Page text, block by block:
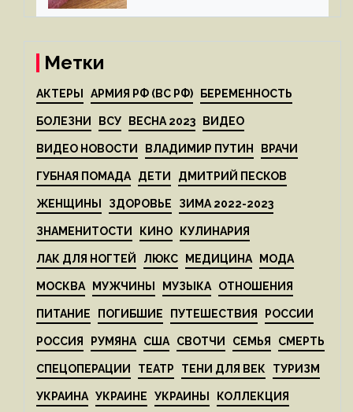
Метки
АКТЕРЫ АРМИЯ РФ (ВС РФ) БЕРЕМЕННОСТЬ
БОЛЕЗНИ ВСУ ВЕСНА 2023 ВИДЕО
ВИДЕО НОВОСТИ ВЛАДИМИР ПУТИН ВРАЧИ
ГУБНАЯ ПОМАДА ДЕТИ ДМИТРИЙ ПЕСКОВ
ЖЕНЩИНЫ ЗДОРОВЬЕ ЗИМА 2022-2023
ЗНАМЕНИТОСТИ КИНО КУЛИНАРИЯ
ЛАК ДЛЯ НОГТЕЙ ЛЮКС МЕДИЦИНА МОДА
МОСКВА МУЖЧИНЫ МУЗЫКА ОТНОШЕНИЯ
ПИТАНИЕ ПОГИБШИЕ ПУТЕШЕСТВИЯ РОССИИ
РОССИЯ РУМЯНА США СВОТЧИ СЕМЬЯ СМЕРТЬ
СПЕЦОПЕРАЦИИ ТЕАТР ТЕНИ ДЛЯ ВЕК ТУРИЗМ
УКРАИНА УКРАИНЕ УКРАИНЫ КОЛЛЕКЦИЯ